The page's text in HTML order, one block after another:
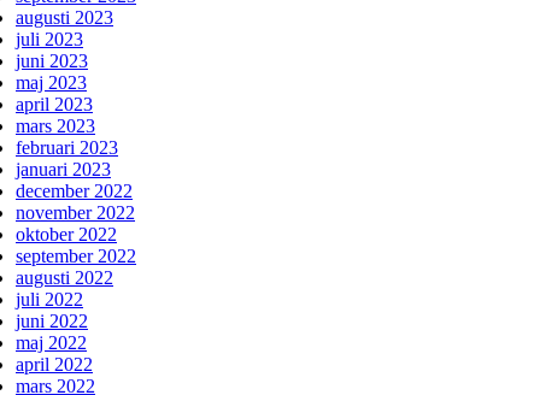
augusti 2023
juli 2023
juni 2023
maj 2023
april 2023
mars 2023
februari 2023
januari 2023
december 2022
november 2022
oktober 2022
september 2022
augusti 2022
juli 2022
juni 2022
maj 2022
april 2022
mars 2022